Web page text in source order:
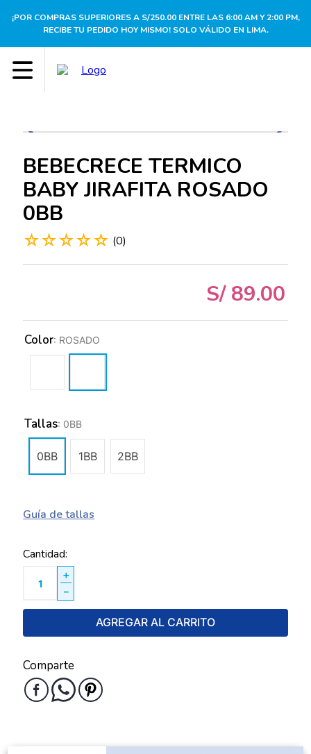
¡POR COMPRAS SUPERIORES A S/250.00 ENTRE LAS 6:00 AM Y 2:00 PM,
RECIBE TU PEDIDO HOY MISMO! SOLO VÁLIDO EN LIMA.
BEBECRECE TERMICO
BABY JIRAFITA ROSADO
0BB
☆☆☆☆☆ (0)
S/ 89.00
Tallas: 0BB
0BB 1BB 2BB
Color: ROSADO
Guía de tallas
Cantidad
＋
－
AGREGAR AL CARRITO
Comparte